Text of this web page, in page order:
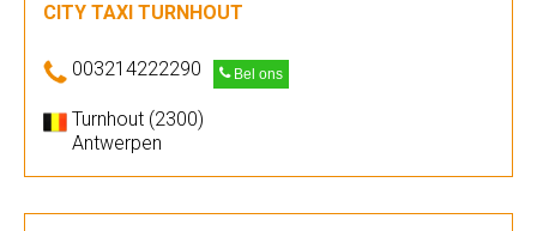
CITY TAXI TURNHOUT
003214222290 Bel ons
Turnhout (2300)
Antwerpen